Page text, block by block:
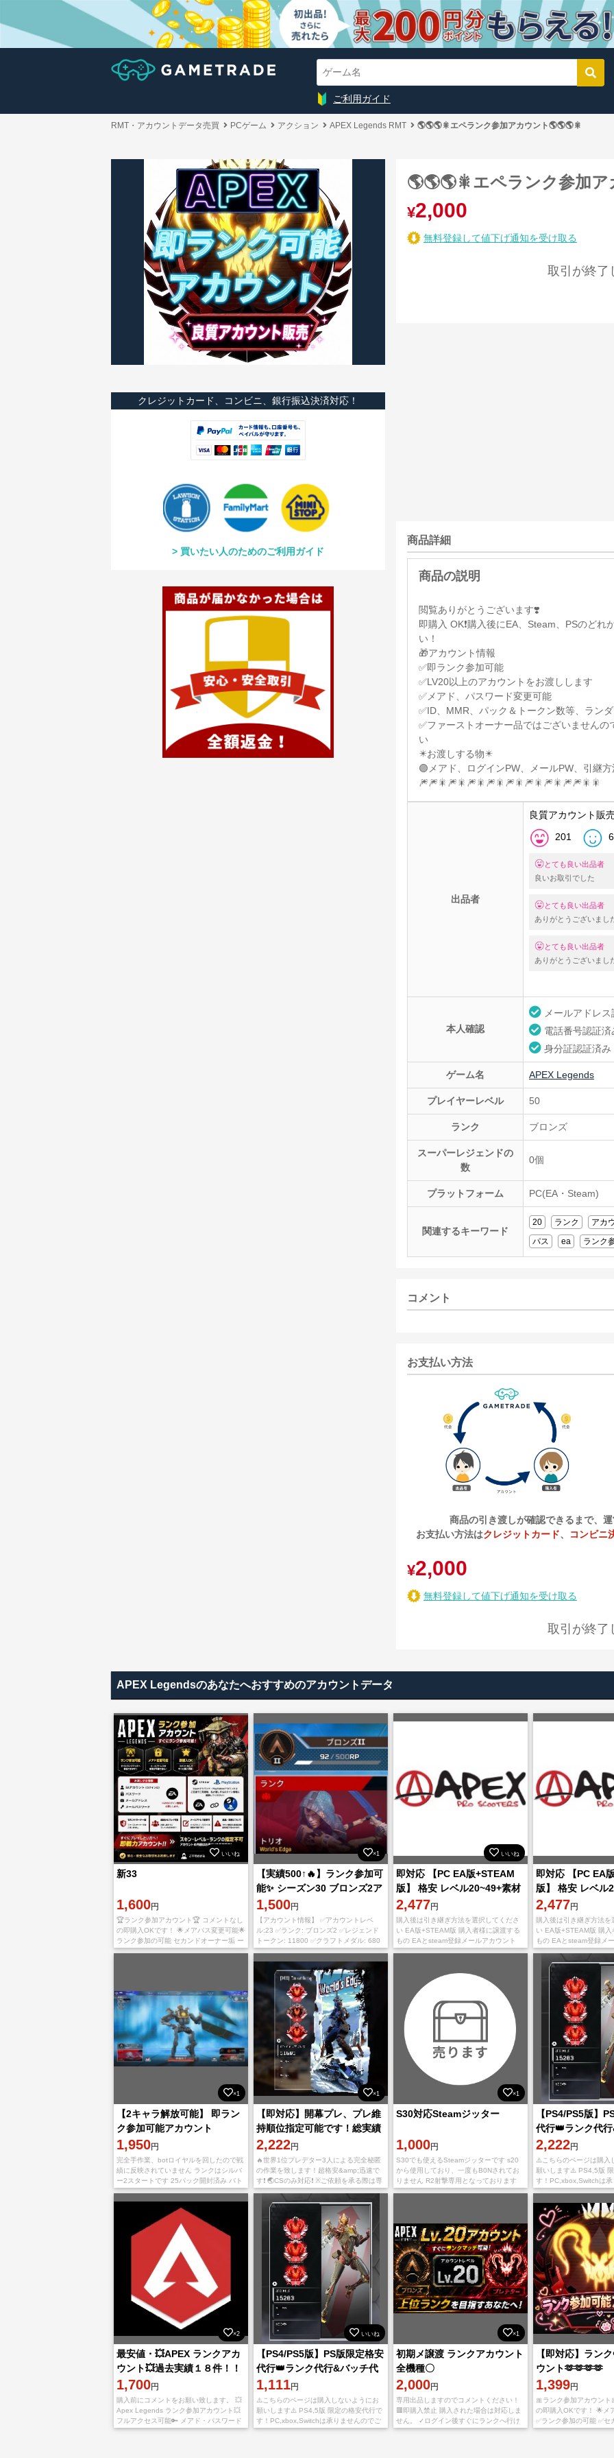
ご利用ガイド
RMT・アカウントデータ売買 PCゲーム アクション APEX Legends RMT 🌎🌎🌎🎇エペランク参加アカウント🌎🌎🌎🎇
クレジットカード、コンビニ、銀行振込決済対応！
買いたい人のためのご利用ガイド
🌎🌎🌎🎇エペランク参加
¥2,000
無料登録して値下げ通知を受け取る
取引が終了
商品詳細
閲覧ありがとうございます❣️
即購入 OK❗️購入後にEA、Steam、PSのど
い！
🎁アカウント情報
✅即ランク参加可能
✅LV20以上のアカウントをお渡しします
✅メアド、パスワード変更可能
✅ID、MMR、パック＆トークン数等、ラン
✅ファーストオーナー品ではございません
い
✴️お渡しする物✴️
🟣メアド、ログインPW、メールPW、引継方
🎆🎆🎇🎆🎇🎆🎇🎆🎇🎆🎇🎆🎇🎆🎇🎆🎆🎇🎇
出品者
良質アカウント販
201 6
とても良い出品者
良いお取引でした
とても良い出品者
ありがとうございまし
とても良い出品者
ありがとうございまし
本人確認
メールアドレ
電話番号認証済
身分証認証済み
ゲーム名 APEX Legends
プレイヤーレベル 50
ランク ブロンズ
スーパーレジェンドの
数
0個
プラットフォーム PC(EA・Steam)
関連するキーワード
20 ランク
アカ
パス
ea ランク
コメント
お支払い方法
商品の引き渡しが確認できるまで、
お支払い方法はクレジットカード、 コンビニ
¥2,000
無料登録して値下げ通知を受け取る
取引が終了
APEX Legendsのあなたへおすすめのアカウントデータ
いいね
新33
1,600円
🏆ランク参加アカウント🏆 コメントなし
の即購入OKです！ 🌟メアパス変更可能🌟
ランク参加の可能 セカンドオーナー垢 ー
ーーーーーーーーーーーーー お渡しする
×1
【実績500↑🔥】ランク参加可
能✨ シーズン30 ブロンズ2ア
カウント
1,500円
【アカウント情報】 ✅アカウントレベ
ル:23 ✅ランク: ブロンズ2 ✅レジェンド
トークン: 11800 ✅クラフトメダル: 680
✅APEXコイン: 100 ✅初期キャラ以外の
解放キャラ
いいね
即対応 【PC EA版+STEAM
版】 格安 レベル20~49+素材
+その他
2,477円
購入後は引き継ぎ方法を選択してくださ
い EA版+STEAM版 購入者様に譲渡する
もの EAとsteam登録メールアカウント
EAとsteamのパスワード EAとsteam登録
即対応 【PC EA
版】 格安 レベル
+その他
2,477円
購入後は引き継ぎ方法を
い EA版+STEAM版 購入
もの EAとsteam登録メ
EAとsteamのパスワー
メールアドレス E
×1
【2キャラ解放可能】 即ラン
ク参加可能アカウント
1,950円
完全手作業、botロイヤルを回したので戦
績に反映されていません ランクはシルバ
ー2スタートです 25パック開封済み バト
ルパスは現在16 24000トークンあるので
2キャラ即解放可能です
×1
【即対応】開幕プレ、プレ維
持順位指定可能です！総実績
500↑
2,222円
🔥世界1位プレデター3人による完全秘匿
の作業を致します！超格安&amp;迅速で
す❗️ 🌏CSのみ対応❗️ ※ご依頼を承る際は専
用出品致しますので このページはご購入
なさらないようお気をつけください。 ※
×1
S30対応Steamジッター
1,000円
S30でも使えるSteamジッターです s20
から使用しており、一度もB0Nされてお
りません R2射撃専用となっております
こちら現在も問題なくB0Nされずに使用
【PS4/PS5版】
代行👑ランク代
行💎即日完了
2,222円
⚠️こちらのページは購入
願いします⚠️ PS4,5版
す！PC,xbox,Switchは
了承ください！ 現役プ
×2
最安値・💥APEX ランクアカ
ウント💥過去実績１８件！！
即対応🔥
1,700円
購入前にコメントをお願い致します。 💥
Apex Legends ランク参加アカウント💥
フルアクセス可能🔑 メアド・パスワード
変更可能です✨ ━━━━━━━━━━━━━━ 🌟アカ
いいね
【PS4/PS5版】PS版限定格安
代行👑ランク代行&バッチ代
行💎即日完了
1,111円
⚠️こちらのページは購入しないようにお
願いします⚠️ PS4,5版 限定の格安代行で
す！PC,xbox,Switchは承りませんのでご
了承ください！ 現役プレデター3人が作
×1
初期メ譲渡 ランクアカウント
全機種〇
2,000円
専用出品しますのでコメントください！
🟥即購入禁止 購入された場合は対応しま
せん。 ✓ログイン後すぐにランクへ行け
ます！ ✓完全手作業アカウントなので
【即対応】ラ
ウント🫶🫶🫶🫶
1,399円
🎀ランク参加アカウント
の即購入OKです！ 🌟メ
✅ランク参加の可能 ✅セ
垢 ーーーーーーーーー